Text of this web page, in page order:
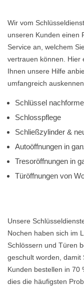
Wir vom
unseren Kunden einen
Service an, welchem
vertrauen können. Hier
Ihnen unsere Hilfe
umfangreich auskennen.
Schlüssel
Schlosspflege
Schließzylinder &
Autoöffnungen in
Tresoröffnungen in
Türöffnungen von
Unsere
Nochen haben sich im
Schlössern und Türen
geschult worden, damit
Kunden bestellen in 70
dies die häufigsten